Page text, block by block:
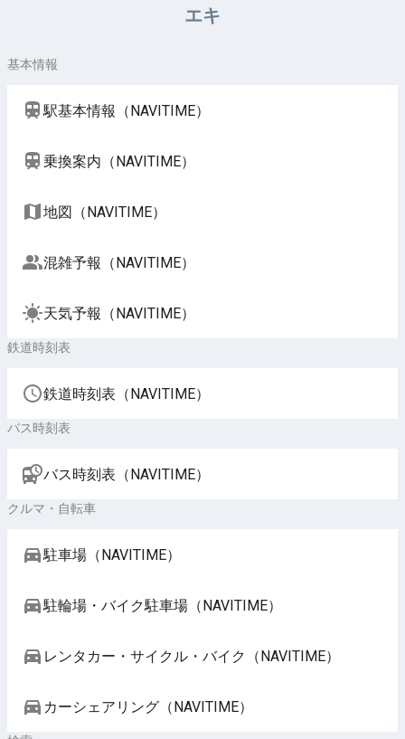
エキ
基本情報
駅基本情報（NAVITIME）
乗換案内（NAVITIME）
地図（NAVITIME）
混雑予報（NAVITIME）
天気予報（NAVITIME）
鉄道時刻表
鉄道時刻表（NAVITIME）
バス時刻表
バス時刻表（NAVITIME）
クルマ・自転車
駐車場（NAVITIME）
駐輪場・バイク駐車場（NAVITIME）
レンタカー・サイクル・バイク（NAVITIME）
カーシェアリング（NAVITIME）